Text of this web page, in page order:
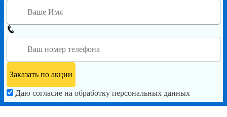
Даю согласие на обработку персональных данных